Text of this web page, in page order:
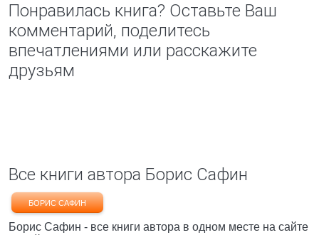
Понравилась книга? Оставьте Ваш
комментарий, поделитесь
впечатлениями или расскажите
друзьям
Все книги автора Борис Сафин
БОРИС САФИН
Борис Сафин - все книги автора в одном месте на сайте